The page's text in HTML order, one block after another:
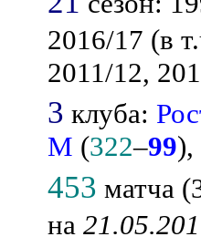
2016/17 (в
2011/12,
3 клуба:
М (322–99),
453 матча
на